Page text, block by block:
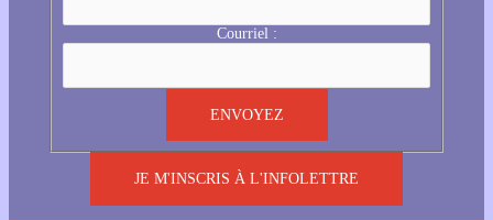
Courriel :
JE M'INSCRIS À L'INFOLETTRE